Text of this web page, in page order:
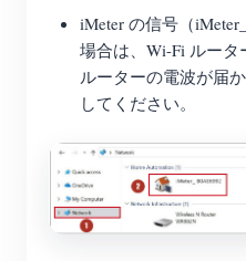
iMeter の信号（
場合は、Wi-Fi ルー
ルーターの電波が届
してください。